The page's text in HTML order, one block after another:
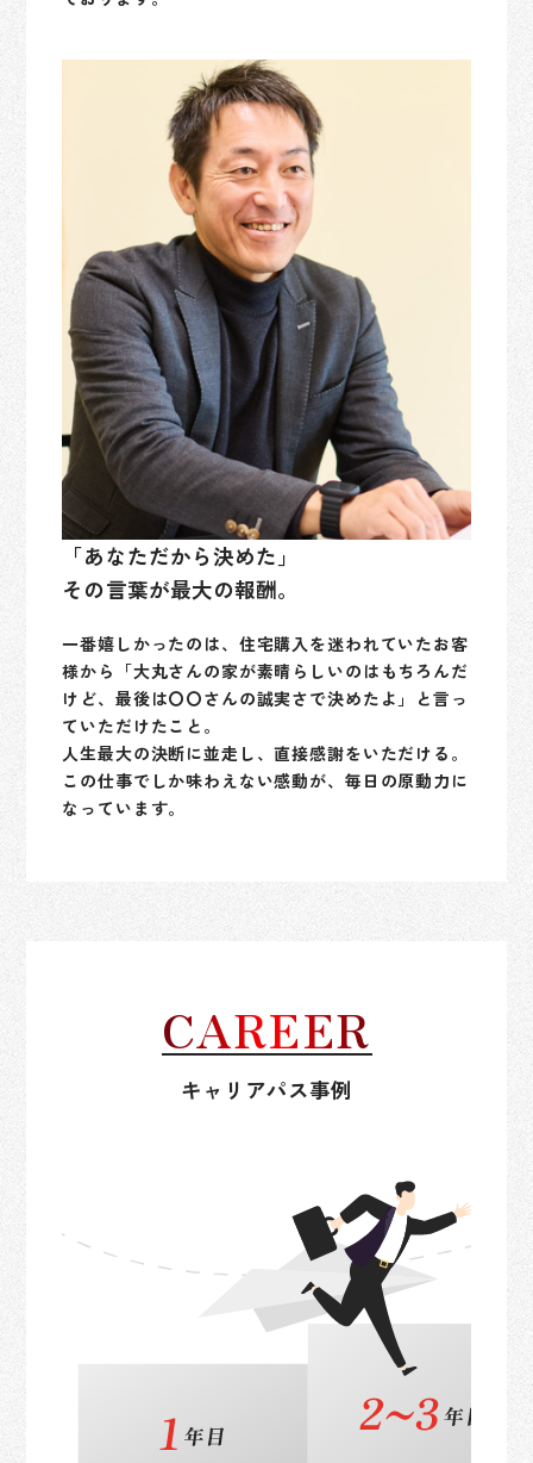
「あなただから決めた」
その言葉が最大の報酬。
一番嬉しかったのは、住宅購入を迷われていたお客
様から「大丸さんの家が素晴らしいのはもちろんだ
けど、最後は〇〇さんの誠実さで決めたよ」と言っ
ていただけたこと。
人生最大の決断に並走し、直接感謝をいただける。
この仕事でしか味わえない感動が、毎日の原動力に
なっています。
CAREER
キャリアパス事例